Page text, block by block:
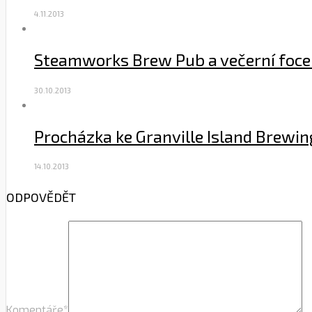
4.11.2013
Steamworks Brew Pub a večerní
30.10.2013
Procházka ke Granville Island
14.10.2013
ODPOVĚDĚT